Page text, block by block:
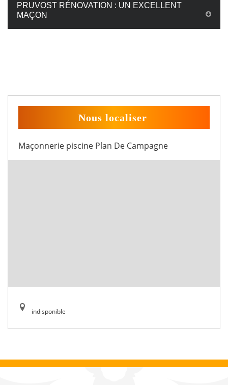
PRUVOST RÉNOVATION : UN EXCELLENT
MAÇON
Nous localiser
Maçonnerie piscine Plan De Campagne
indisponible